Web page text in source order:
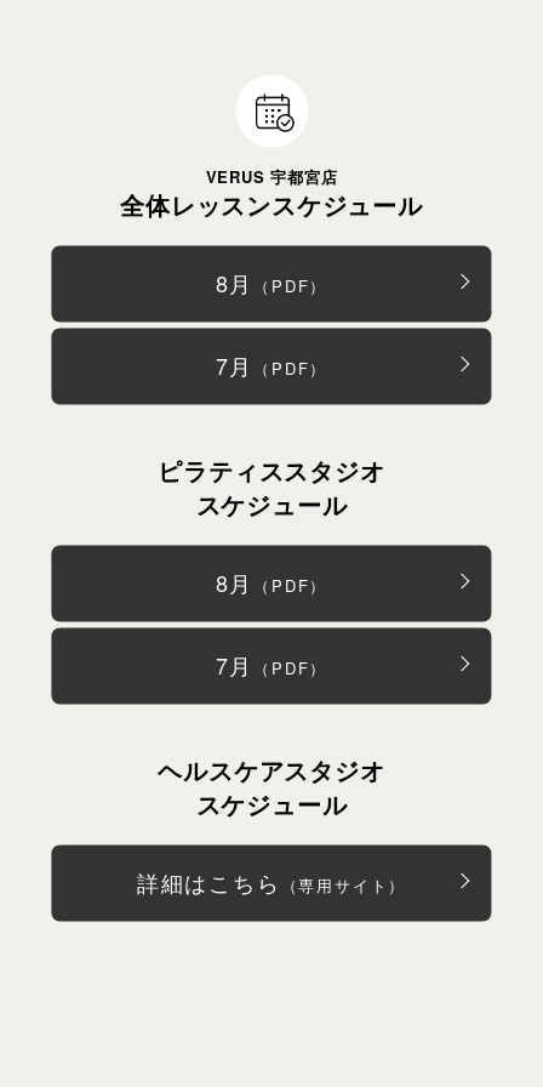
全体レッスンスケジュール
8月 （PDF）
7月 （PDF）
ピラティススタジオ
スケジュール
8月 （PDF）
7月 （PDF）
ヘルスケアスタジオ
スケジュール
詳細はこちら （専用サイト）